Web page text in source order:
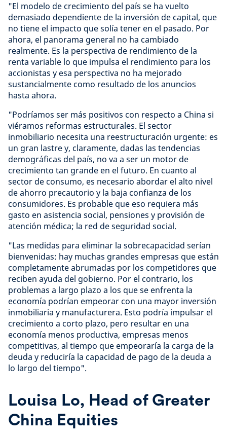
"El modelo de crecimiento del país se ha vuelto
demasiado dependiente de la inversión de capital, que
no tiene el impacto que solía tener en el pasado. Por
ahora, el panorama general no ha cambiado
realmente. Es la perspectiva de rendimiento de la
renta variable lo que impulsa el rendimiento para los
accionistas y esa perspectiva no ha mejorado
sustancialmente como resultado de los anuncios
hasta ahora.
"Podríamos ser más positivos con respecto a China si
viéramos reformas estructurales. El sector
inmobiliario necesita una reestructuración urgente: es
un gran lastre y, claramente, dadas las tendencias
demográficas del país, no va a ser un motor de
crecimiento tan grande en el futuro. En cuanto al
sector de consumo, es necesario abordar el alto nivel
de ahorro precautorio y la baja confianza de los
consumidores. Es probable que eso requiera más
gasto en asistencia social, pensiones y provisión de
atención médica; la red de seguridad social.
"Las medidas para eliminar la sobrecapacidad serían
bienvenidas: hay muchas grandes empresas que están
completamente abrumadas por los competidores que
reciben ayuda del gobierno. Por el contrario, los
problemas a largo plazo a los que se enfrenta la
economía podrían empeorar con una mayor inversión
inmobiliaria y manufacturera. Esto podría impulsar el
crecimiento a corto plazo, pero resultar en una
economía menos productiva, empresas menos
competitivas, al tiempo que empeoraría la carga de la
deuda y reduciría la capacidad de pago de la deuda a
lo largo del tiempo".
Louisa Lo, Head of Greater
China Equities